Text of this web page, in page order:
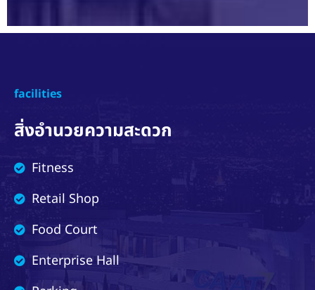
facilities
สิ่งอำนวยความสะดวก
Fitness
Retail Shop
Food Court
Enterprise Hall